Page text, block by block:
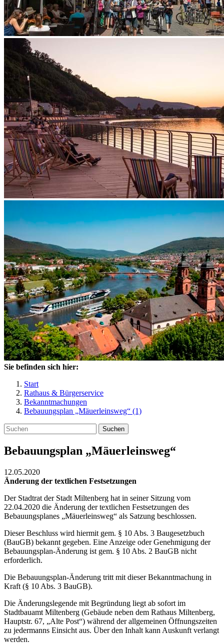
Sie befinden sich hier:
Start
Rathaus & Bürgerservice
Bekanntmachungen
Bebauungsplan „Mäuerleinsweg“ (1)
Suchen
Bebauungsplan „Mäuerleinsweg“
12.05.2020
Änderung der textlichen Festsetzungen
Der Stadtrat der Stadt Miltenberg hat in seiner Sitzung vom
22.04.2020 die Änderung der textlichen Festsetzungen des
Bebauungsplanes „Mäuerleinsweg“ als Satzung beschlossen.
Dieser Beschluss wird hiermit gem. § 10 Abs. 3 Baugesetzbuch
(BauGB) bekannt gegeben. Eine Anzeige oder Genehmigung der
Bebauungsplan-Änderung ist gem. § 10 Abs. 2 BauGB nicht
erforderlich.
Die Bebauungsplan-Änderung tritt mit dieser Bekanntmachung in
Kraft (§ 10 Abs. 3 BauGB).
Die Änderungslegende mit Begründung liegt ab sofort im
Stadtbauamt Miltenberg (Gebäude neben dem Rathaus Miltenberg,
Hauptstr. 67, „Alte Post“) während der allgemeinen Öffnungszeiten
zu jedermanns Einsicht aus. Über den Inhalt kann Auskunft verlangt
werden.